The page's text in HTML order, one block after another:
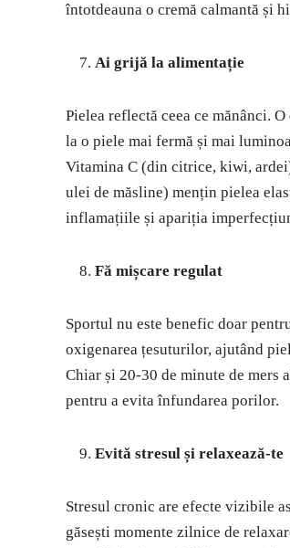
întotdeauna o cremă calmantă și
Ai grijă la alimentație
Pielea reflectă ceea ce mănânci.
la o piele mai fermă și mai
Vitamina C (din citrice, kiwi,
ulei de măsline) mențin pielea
inflamațiile și apariția
Fă mișcare regulat
Sportul nu este benefic doar
oxigenarea țesuturilor, ajutând
Chiar și 20-30 de minute de mers
pentru a evita înfundarea porilor.
Evită stresul și relaxează-te
Stresul cronic are efecte vizibile
găsești momente zilnice de